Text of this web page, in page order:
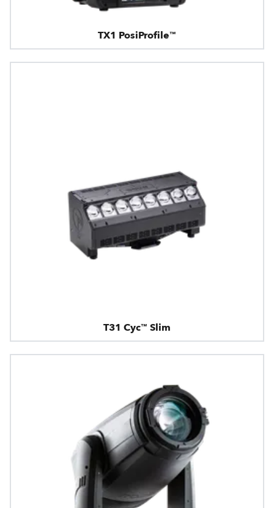
TX1 PosiProfile™
T31 Cyc™ Slim